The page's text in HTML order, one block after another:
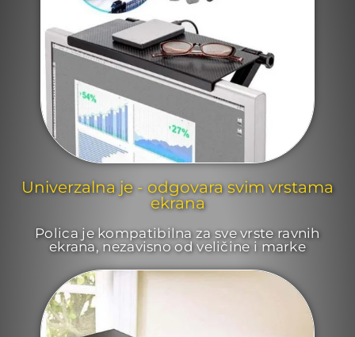
Univerzalna je - odgovara svim vrstama
ekrana
Polica je kompatibilna za sve vrste ravnih
ekrana, nezavisno od veličine i marke